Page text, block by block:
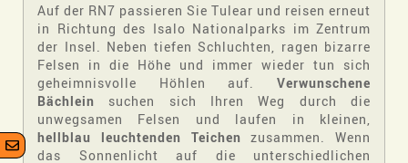
Auf der RN7 passieren Sie Tulear und reisen erneut
in Richtung des Isalo Nationalparks im Zentrum
der Insel. Neben tiefen Schluchten, ragen bizarre
Felsen in die Höhe und immer wieder tun sich
geheimnisvolle Höhlen auf. Verwunschene
Bächlein suchen sich Ihren Weg durch die
unwegsamen Felsen und laufen in kleinen,
hellblau leuchtenden Teichen zusammen. Wenn
das Sonnenlicht auf die unterschiedlichen